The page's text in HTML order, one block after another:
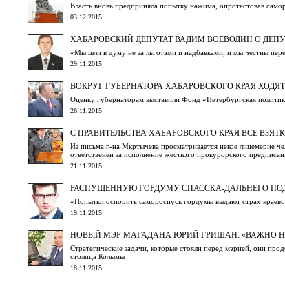
Власть вновь предприняла попытку нажима, опротестовав
03.12.2015
ХАБАРОВСКИЙ ДЕПУТАТ ВАДИМ ВОЕВОДИН О
«Мы шли в думу не за льготами и надбавками, и мы честны
29.11.2015
ВОКРУГ ГУБЕРНАТОРА ХАБАРОВСКОГО КРАЯ
Оценку губернаторам выставили Фонд «Петербургская
26.11.2015
С ПРАВИТЕЛЬСТВА ХАБАРОВСКОГО КРАЯ ВСЕ
Из письма г-на Мкртычева просматривается некое лицемерие
ответственен за исполнение жесткого прокурорского
21.11.2015
РАСПУЩЕННУЮ ГОРДУМУ СПАССКА-ДАЛЬНЕГО
«Попытки оспорить самороспуск гордумы выдают страх
19.11.2015
НОВЫЙ МЭР МАГАДАНА ЮРИЙ ГРИШАН: «ВАЖНО НЕ
Стратегические задачи, которые стояли перед мэрией, они
столица Колымы
18.11.2015